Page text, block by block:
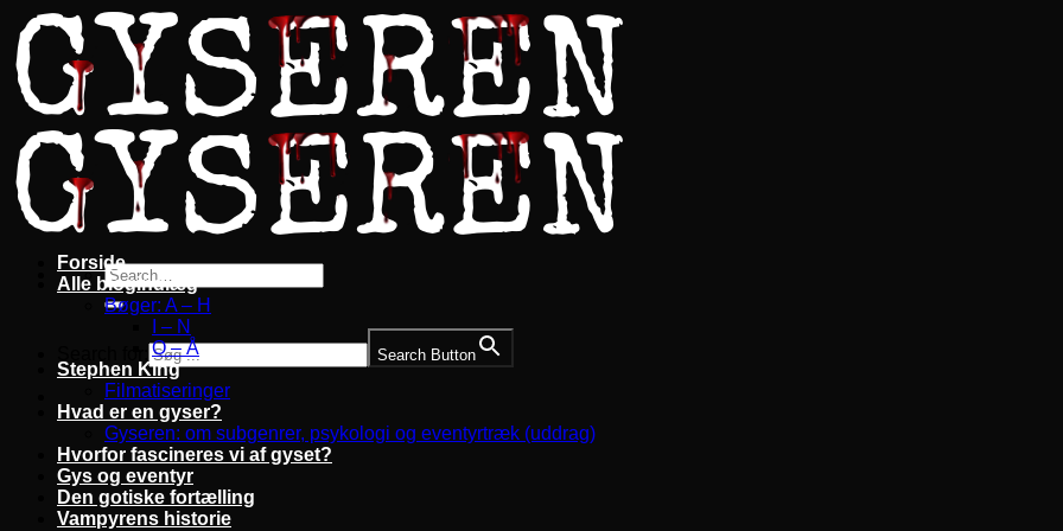
Fortsæt
til
indhold
Search Button
Forside
Alle blogindlæg
Bøger: A – H
I – N
O – Å
Stephen King
Filmatiseringer
Hvad er en gyser?
Gyseren: om subgenrer, psykologi og eventyrtræk (uddrag)
Hvorfor fascineres vi af gyset?
Gys og eventyr
Den gotiske fortælling
Vampyrens historie